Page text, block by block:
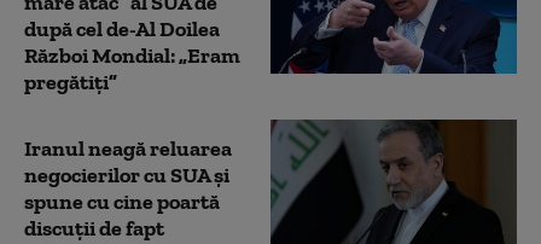
după cel de-Al Doilea
Război Mondial: „Eram
pregătiți”
Iranul neagă reluarea
negocierilor cu SUA și
spune cu cine poartă
discuții de fapt